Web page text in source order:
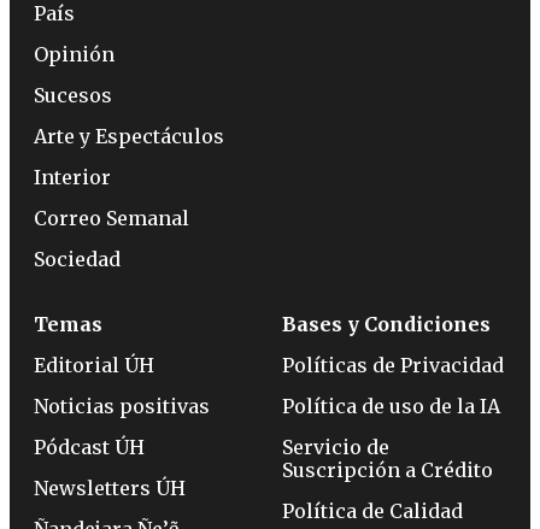
País
Opinión
Sucesos
Arte y Espectáculos
Interior
Correo Semanal
Sociedad
Temas
Editorial ÚH
Noticias positivas
Pódcast ÚH
Newsletters ÚH
Bases y Condiciones
Políticas de Privacidad
Política de uso de la IA
Servicio de
Suscripción a Crédito
Política de Calidad